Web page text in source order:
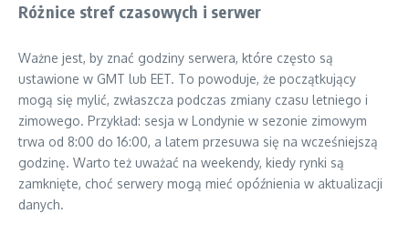
Różnice stref czasowych i serwer
Ważne jest, by znać godziny serwera, które często są
ustawione w GMT lub EET. To powoduje, że początkujący
mogą się mylić, zwłaszcza podczas zmiany czasu letniego i
zimowego. Przykład: sesja w Londynie w sezonie zimowym
trwa od 8:00 do 16:00, a latem przesuwa się na wcześniejszą
godzinę. Warto też uważać na weekendy, kiedy rynki są
zamknięte, choć serwery mogą mieć opóźnienia w aktualizacji
danych.